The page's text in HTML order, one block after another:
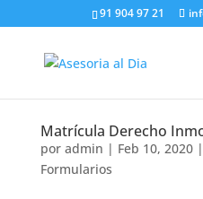
91 904 97 21
Matrícula Derecho
por admin | Feb 10, 2020|
Formularios